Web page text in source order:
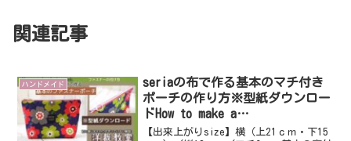
関連記事
ハンドメイド
seriaの布で作る基本のマチ付き
ポーチの作り方※型紙ダウンロー
ドHow to make a
pouch（Film.040）
【出来上がりsize】横（上21ｃｍ・下15